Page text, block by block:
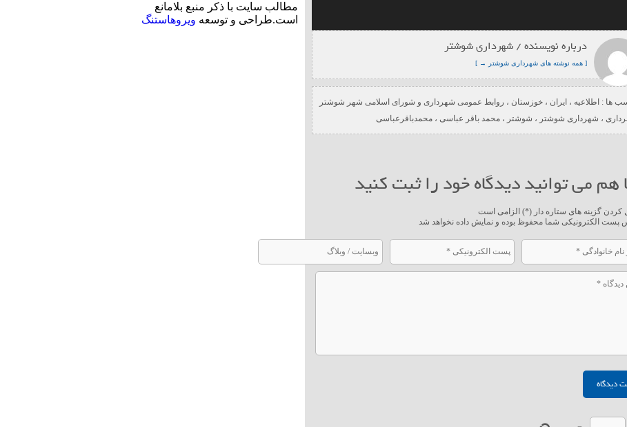
درباره نویسنده / شهرداری شوشتر
[ همه نوشته های شهرداری شوشتر → ]
ها : اطلاعیه ، ایران ، خوزستان ، روابط عمومی شهرداری و شورای اسلامی شهر شوشتر
، شهرداری شوشتر ، شوشتر ، محمد باقر عباسی ، محمدباقرعباسی
هم می توانید دیدگاه خود را ثبت کنید
کردن گزینه های ستاره دار (*) الزامی است
پست الکترونیکی شما محفوظ بوده و نمایش داده نخواهد شد
مطالب سایت با ذکر منبع بلامانع
است.طراحی و توسعه ویروهاستنگ